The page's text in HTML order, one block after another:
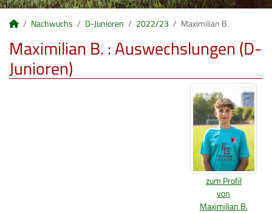
Nachwuchs D-Junioren 2022/23 Maximilian B.
Maximilian B. : Auswechslungen (D-
Junioren)
zum Profil
von
Maximilian B.